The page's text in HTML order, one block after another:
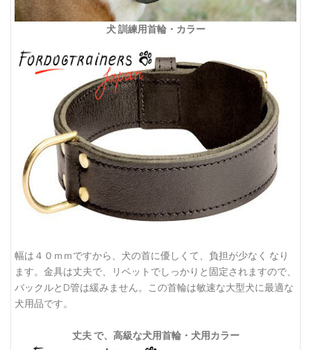
犬 訓練用首輪・カラー
幅は４０ｍｍですから、犬の首に優しくて、負担が少なく なり
ます。金具は丈夫で、リベットでしっかりと固定されますので、
バックルとD管は緩みません。この首輪は敏速な大型犬に最適な
犬用品です。
丈夫 で、高級な犬用首輪・犬用カラー